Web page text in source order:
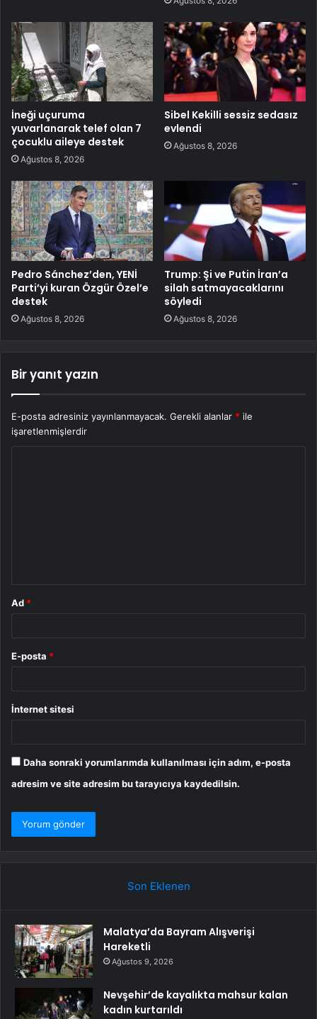
İneği uçuruma
yuvarlanarak telef olan 7
çocuklu aileye destek
Ağustos 8, 2026
Sibel Kekilli sessiz sedasız
evlendi
Ağustos 8, 2026
Pedro Sánchez’den, YENİ
Parti’yi kuran Özgür Özel’e
destek
Ağustos 8, 2026
Trump: Şi ve Putin İran’a
silah satmayacaklarını
söyledi
Ağustos 8, 2026
Bir yanıt yazın
E-posta adresiniz yayınlanmayacak. Gerekli alanlar * ile
işaretlenmişlerdir
Ad *
E-posta *
İnternet sitesi
Daha sonraki yorumlarımda kullanılması için adım, e-posta
adresim ve site adresim bu tarayıcıya kaydedilsin.
Son Eklenen
Malatya’da Bayram Alışverişi
Hareketli
Ağustos 9, 2026
Nevşehir’de kayalıkta mahsur kalan
kadın kurtarıldı